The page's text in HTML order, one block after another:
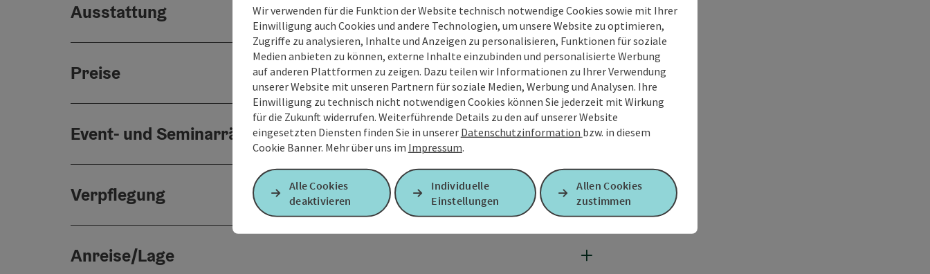
Ausstattung
Preise
Event- und Seminarräume
Verpflegung
Anreise/Lage
Wir verwenden für die Funktion der Website technisch notwendige Cookies sowie mit Ihrer
Einwilligung auch Cookies und andere Technologien, um unsere Website zu optimieren,
Zugriffe zu analysieren, Inhalte und Anzeigen zu personalisieren, Funktionen für soziale
Medien anbieten zu können, externe Inhalte einzubinden und personalisierte Werbung
auf anderen Plattformen zu zeigen. Dazu teilen wir Informationen zu Ihrer Verwendung
unserer Website mit unseren Partnern für soziale Medien, Werbung und Analysen. Ihre
Einwilligung zu technisch nicht notwendigen Cookies können Sie jederzeit mit Wirkung
für die Zukunft widerrufen. Weiterführende Details zu den auf unserer Website
eingesetzten Diensten finden Sie in unserer Datenschutzinformation bzw. in diesem
Cookie Banner. Mehr über uns im Impressum.
Alle Cookies
deaktivieren
Individuelle
Einstellungen
Allen Cookies
zustimmen